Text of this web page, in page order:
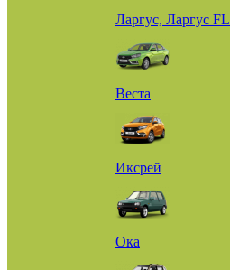
Ларгус, Ларгус FL
Веста
Иксрей
Ока